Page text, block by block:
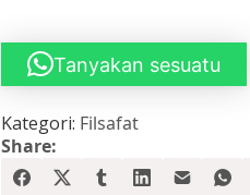
Tanyakan sesuatu
Kategori: Filsafat
Share: